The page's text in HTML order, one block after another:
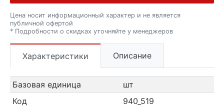
Цена носит информационный характер и не является
публичной офертой
* Подробности о скидках уточняйте у менеджеров
Характеристики Описание
Базовая единица
шт
Код
940_519